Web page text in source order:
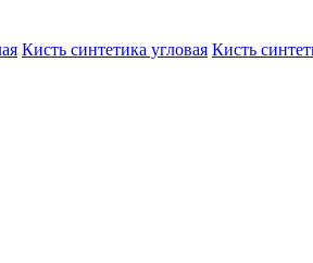
Кисть синтетика угловая Кисть